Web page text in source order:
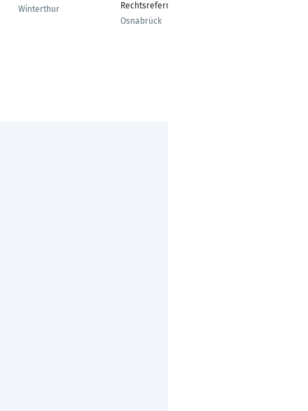
Winterthur
Rechtsreferndarin
Osnabrück